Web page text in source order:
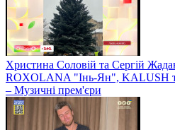
Христина Соловій та Сергій
ROXOLANA "Інь-Ян", KALUSH
– Музичні прем'єри